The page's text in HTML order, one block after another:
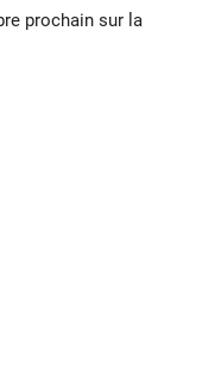
prochain sur la